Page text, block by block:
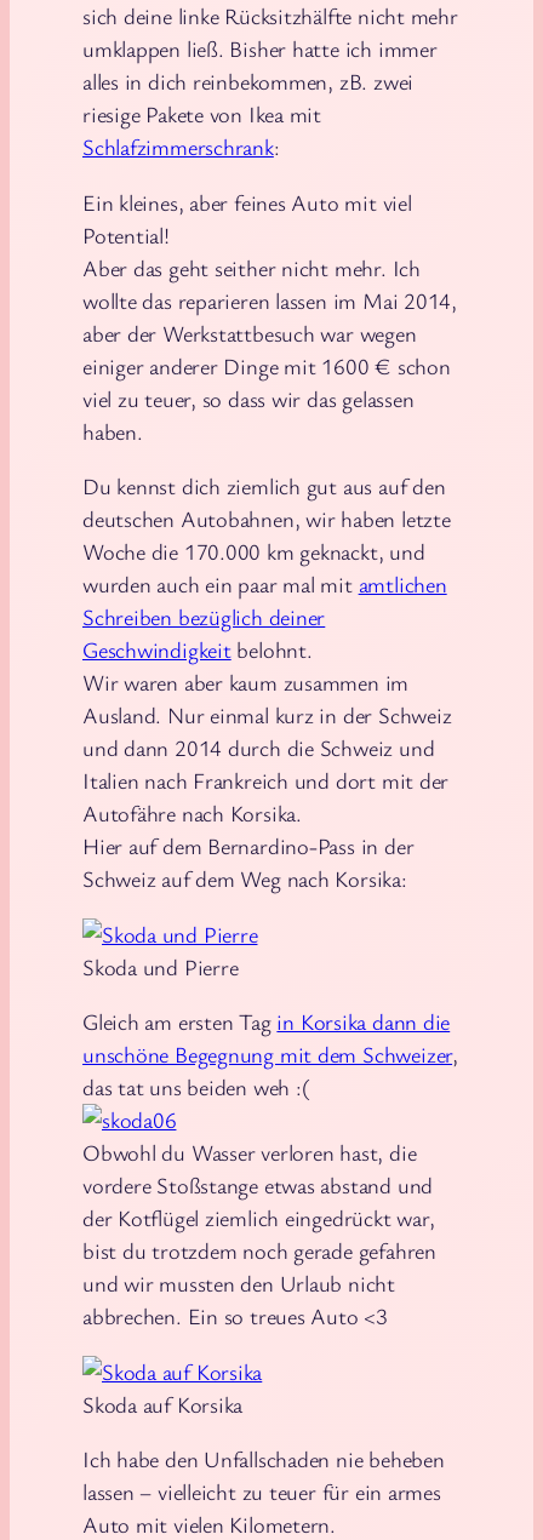
sich deine linke Rücksitzhälfte nicht mehr
umklappen ließ. Bisher hatte ich immer
alles in dich reinbekommen, zB. zwei
riesige Pakete von Ikea mit
Schlafzimmerschrank:
Ein kleines, aber feines Auto mit viel
Potential!
Aber das geht seither nicht mehr. Ich
wollte das reparieren lassen im Mai 2014,
aber der Werkstattbesuch war wegen
einiger anderer Dinge mit 1600 € schon
viel zu teuer, so dass wir das gelassen
haben.
Du kennst dich ziemlich gut aus auf den
deutschen Autobahnen, wir haben letzte
Woche die 170.000 km geknackt, und
wurden auch ein paar mal mit amtlichen
Schreiben bezüglich deiner
Geschwindigkeitbelohnt.
Wir waren aber kaum zusammen im
Ausland. Nur einmal kurz in der Schweiz
und dann 2014 durch die Schweiz und
Italien nach Frankreich und dort mit der
Autofähre nach Korsika.
Hier auf dem Bernardino-Pass in der
Schweiz auf dem Weg nach Korsika:
Skoda und Pierre
Gleich am ersten Tag in Korsika dann die
unschöne Begegnung mit dem Schweizer,
das tat uns beiden weh :(
Obwohl du Wasser verloren hast, die
vordere Stoßstange etwas abstand und
der Kotflügel ziemlich eingedrückt war,
bist du trotzdem noch gerade gefahren
und wir mussten den Urlaub nicht
abbrechen. Ein so treues Auto <3
Skoda auf Korsika
Ich habe den Unfallschaden nie beheben
lassen – vielleicht zu teuer für ein armes
Auto mit vielen Kilometern.